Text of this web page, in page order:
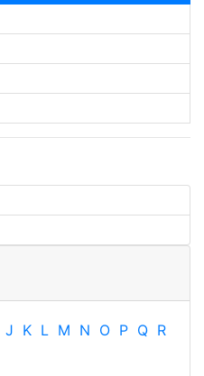
J K L M N O P Q R